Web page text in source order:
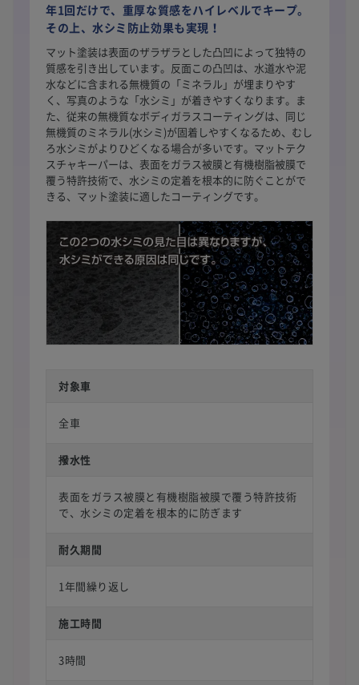
年1回だけで、重厚な質感をハイレベルでキープ。
その上、水シミ防止効果も実現！
マット塗装は表面のザラザラとした凸凹によって独特の
質感を引き出しています。反面この凸凹は、水道水や泥
水などに含まれる無機質の「ミネラル」が埋まりやす
く、写真のような「水シミ」が着きやすくなります。ま
た、従来の無機質なボディガラスコーティングは、同じ
無機質のミネラル(水シミ)が固着しやすくなるため、むし
ろ水シミがよりひどくなる場合が多いです。マットテク
スチャキーパーは、表面をガラス被膜と有機樹脂被膜で
覆う特許技術で、水シミの定着を根本的に防ぐことがで
きる、マット塗装に適したコーティングです。
対象車
全車
撥水性
表面をガラス被膜と有機樹脂被膜で覆う特許技術
で、水シミの定着を根本的に防ぎます
耐久期間
1年間繰り返し
施工時間
3時間